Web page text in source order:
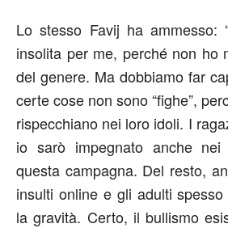
Lo stesso Favij ha ammesso:
insolita per me, perché non ho
del genere. Ma dobbiamo far
certe cose non sono “fighe”,
rispecchiano nei loro idoli. I
io sarò impegnato anche
questa campagna. Del resto,
insulti online e gli adulti
la gravità. Certo, il bullismo